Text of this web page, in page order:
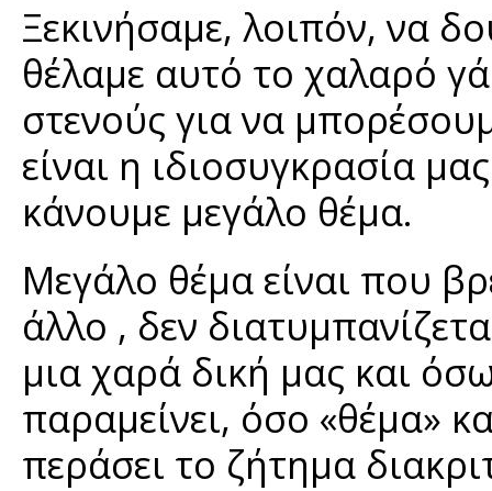
Ξεκινήσαμε, λοιπόν, να
θέλαμε αυτό το χαλαρό
στενούς για να
είναι η ιδιοσυγκρασία
κάνουμε μεγάλο θέμα.
Μεγάλο θέμα είναι που
άλλο , δεν
μια χαρά δική μας και
παραμείνει, όσο «θέμα»
περάσει το ζήτημα